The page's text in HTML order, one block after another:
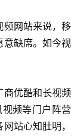
频网站来说，移
意缺席。如今视
商优酷和长视频
频等门户阵营
站心知肚明，